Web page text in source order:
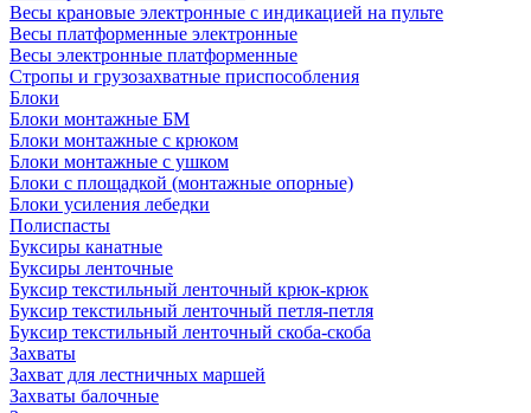
Весы крановые электронные с индикацией на пульте
Весы платформенные электронные
Весы электронные платформенные
Стропы и грузозахватные приспособления
Блоки
Блоки монтажные БМ
Блоки монтажные с крюком
Блоки монтажные с ушком
Блоки с площадкой (монтажные опорные)
Блоки усиления лебедки
Полиспасты
Буксиры канатные
Буксиры ленточные
Буксир текстильный ленточный крюк-крюк
Буксир текстильный ленточный петля-петля
Буксир текстильный ленточный скоба-скоба
Захваты
Захват для лестничных маршей
Захваты балочные